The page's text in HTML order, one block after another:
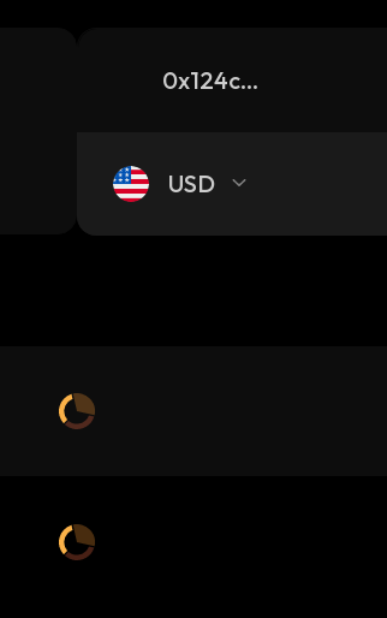
0x124c88ec3a07e1c8f9409276c2ddef7e252422e2_robinhood
USD